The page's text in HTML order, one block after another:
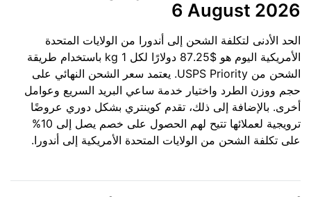
6 August 2026
الحد الأدنى لتكلفة الشحن إلى أندورا من الولايات المتحدة
الأمريكية اليوم هو $87.25 دولارًا لكل 1 kg باستخدام طريقة
الشحن من USPS Priority. يعتمد سعر الشحن النهائي على
حجم ووزن الطرد واختيار خدمة ساعي البريد السريع وعوامل
أخرى. بالإضافة إلى ذلك، تقدم كوينتري بشكل دوري عروضًا
ترويجية لعملائها تتيح لهم الحصول على خصم يصل إلى 10%
على تكلفة الشحن من الولايات المتحدة الأمريكية إلى أندورا.